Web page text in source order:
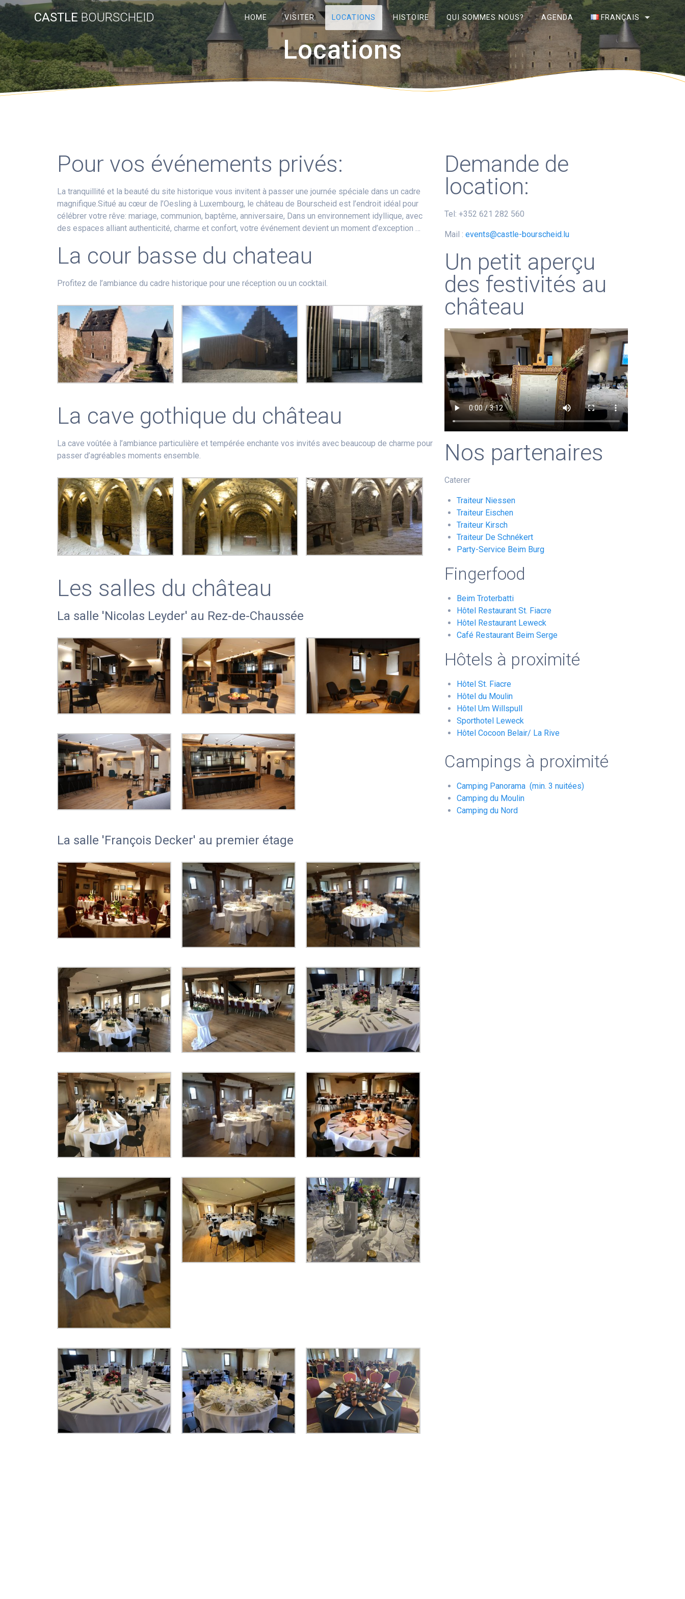
CASTLEBOURSCHEID HOME VISITER LOCATIONS HISTOIRE QUI SOMMES NOUS? AGENDA FRANÇAIS
Français
Locations
.
Pour vos événements privés:
La tranquillité et la beauté du site historique vous invitent à passer une journée spéciale dans un cadre
magnifique.Situé au cœur de l’Oesling à Luxembourg, le château de Bourscheid est l’endroit idéal pour
célébrer votre rêve: mariage, communion, baptême, anniversaire, Dans un environnement idyllique, avec
des espaces alliant authenticité, charme et confort, votre événement devient un moment d’exception …
La cour basse du chateau
Profitez de l’ambiance du cadre historique pour une réception ou un cocktail.
La cave gothique du château
La cave voûtée à l’ambiance particulière et tempérée enchante vos invités avec beaucoup de charme pour
passer d’agréables moments ensemble.
Les salles du château
La salle 'Nicolas Leyder' au Rez-de-Chaussée
La salle 'François Decker' au premier étage
Demande de
location:
Tel: +352 621 282 560
Mail : events@castle-bourscheid.lu
Un petit aperçu
des festivités au
château
Nos partenaires
Caterer
Traiteur Niessen
Traiteur Eischen
Traiteur Kirsch
Traiteur De Schnékert
Party-Service Beim Burg
Fingerfood
Beim Troterbatti
Hôtel Restaurant St. Fiacre
Hôtel Restaurant Leweck
Café Restaurant Beim Serge
Hôtels à proximité
Hôtel St. Fiacre
Hôtel du Moulin
Hôtel Um Willspull
Sporthotel Leweck
Hôtel Cocoon Belair/ La Rive
Campings à proximité
Camping Panorama (min. 3 nuitées)
Camping du Moulin
Camping du Nord